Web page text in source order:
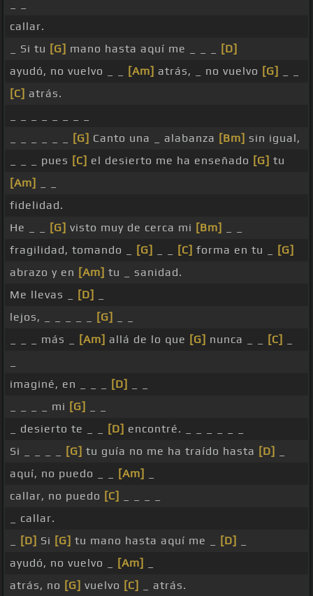
callar.
_ Si tu [G] mano hasta aquí me _ _ _
[D]
ayudó, no vuelvo _ _
[Am] atrás, _ no vuelvo [G]
[C] atrás.
[G] Canto una _ alabanza [Bm] sin igual,
_ _ _ pues [C] el desierto me ha enseñado [G] tu
[Am]
fidelidad.
He _ _
[G] visto muy de cerca mi [Bm]
fragilidad, tomando _
[G] [C] forma en tu _
[G]
abrazo y en [Am] tu _ sanidad.
Me llevas _
[D]
lejos, _ _ _ _ _
[G]
_ _ _ más _
[Am] allá de lo que [G] nunca _ _ [C]
imaginé, en _ _ _
[D]
_ _ _ _ mi [G]
_ desierto te _ _
[D] encontré. _ _ _ _ _ _
Si _ _ _ _
[G] tu guía no me ha traído hasta [D]
aquí, no puedo _ _
[Am]
callar, no puedo [C]
_ callar.
[D] Si [G] tu mano hasta aquí me _ [D]
ayudó, no vuelvo _
[Am]
atrás, no [G] vuelvo [C] _ atrás.